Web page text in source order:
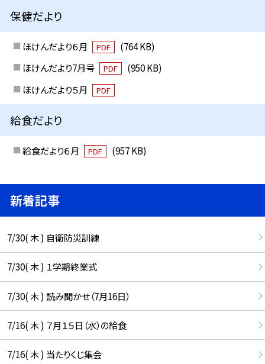
保健だより
ほけんだより６月 PDF
(764 KB)
ほけんだより7月号
PDF
(950 KB)
ほけんだより５月
PDF
給食だより
給食だより６月 PDF (957 KB)
新着記事
7/30( 木 ) 自衛防災訓練
7/30( 木 ) １学期終業式
7/30( 木 ) 読み聞かせ（7月16日）
7/16( 木 ) ７月１５日（水）の給食
7/16( 木 ) 当たりくじ集会